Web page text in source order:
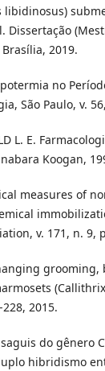
libidinosus)
Dissertação
2019.
no
São Paulo, v.
L. E.
Koogan,
measures of
v. 171, n. 9,
2015.
saguis do
hibridismo